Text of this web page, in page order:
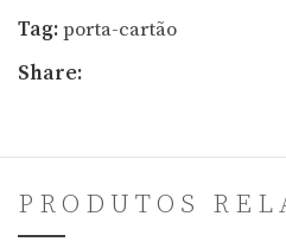
Tag:porta-cartão
Share:
PRODUTOS